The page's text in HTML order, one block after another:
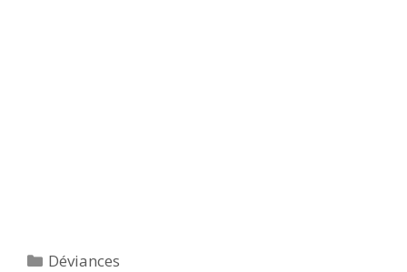
Catégories
Déviances